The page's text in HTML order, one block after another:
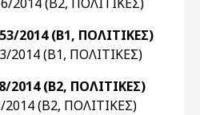
2014 (Β1, ΠΟΛΙΤΙΚΕΣ)
2014 (Β1, ΠΟΛΙΤΙΚΕΣ)
2014 (Β2, ΠΟΛΙΤΙΚΕΣ)
2014 (Β2, ΠΟΛΙΤΙΚΕΣ)